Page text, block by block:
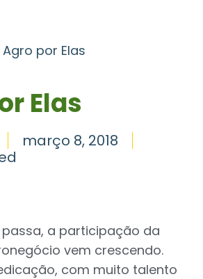
Agro por Elas
Elas
março 8, 2018
a participação da
vem crescendo.
com muito talento